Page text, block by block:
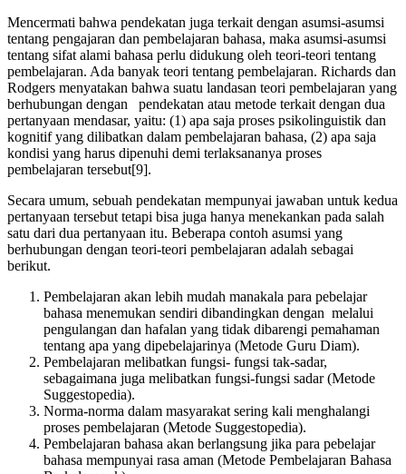
Mencermati bahwa pendekatan juga terkait dengan asumsi-asumsi
tentang pengajaran dan pembelajaran bahasa, maka asumsi-asumsi
tentang sifat alami bahasa perlu didukung oleh teori-teori tentang
pembelajaran. Ada banyak teori tentang pembelajaran. Richards dan
Rodgers menyatakan bahwa suatu landasan teori pembelajaran yang
berhubungan dengan pendekatan atau metode terkait dengan dua
pertanyaan mendasar, yaitu: (1) apa saja proses psikolinguistik dan
kognitif yang dilibatkan dalam pembelajaran bahasa, (2) apa saja
kondisi yang harus dipenuhi demi terlaksananya proses
pembelajaran tersebut[9].
Secara umum, sebuah pendekatan mempunyai jawaban untuk kedua
pertanyaan tersebut tetapi bisa juga hanya menekankan pada salah
satu dari dua pertanyaan itu. Beberapa contoh asumsi yang
berhubungan dengan teori-teori pembelajaran adalah sebagai
berikut.
Pembelajaran akan lebih mudah manakala para pebelajar
bahasa menemukan sendiri dibandingkan dengan melalui
pengulangan dan hafalan yang tidak dibarengi pemahaman
tentang apa yang dipebelajarinya (Metode Guru Diam).
Pembelajaran melibatkan fungsi- fungsi tak-sadar,
sebagaimana juga melibatkan fungsi-fungsi sadar (Metode
Suggestopedia).
Norma-norma dalam masyarakat sering kali menghalangi
proses pembelajaran (Metode Suggestopedia).
Pembelajaran bahasa akan berlangsung jika para pebelajar
bahasa mempunyai rasa aman (Metode Pembelajaran Bahasa